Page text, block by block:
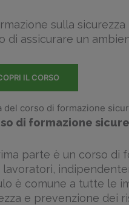
sulla
di assicurare un
IL CORSO
del corso di formazione
di formazione
parte è un corso di
è comune a tutte le
e prevenzione dei